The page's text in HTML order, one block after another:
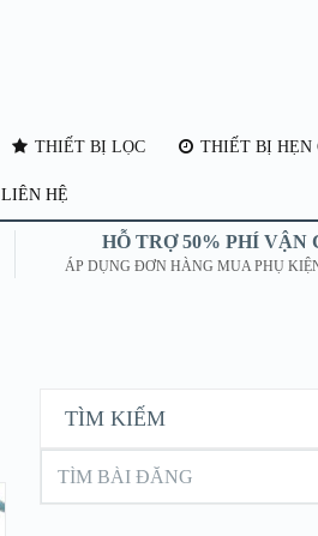
THIẾT BỊ LỌC THIẾT BỊ HẸN
LIÊN HỆ
HỖ TRỢ 50% PHÍ VẬN
ÁP DỤNG ĐƠN HÀNG MUA PHỤ
TÌM KIẾM